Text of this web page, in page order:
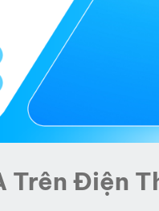
Trên Điện